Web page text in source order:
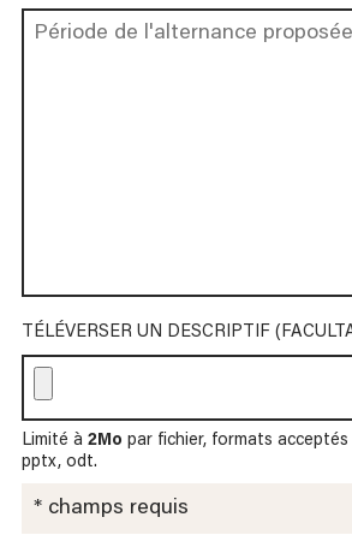
TÉLÉVERSER UN DESCRIPTIF
Limité à 2Mo par fichier, formats
pptx, odt.
* champs requis